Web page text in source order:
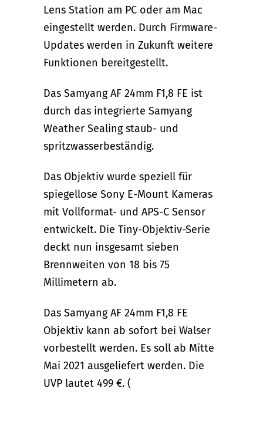
Lens Station am PC oder am Mac
eingestellt werden. Durch Firmware-
Updates werden in Zukunft weitere
Funktionen bereitgestellt.
Das Samyang AF 24mm F1,8 FE ist
durch das integrierte Samyang
Weather Sealing staub- und
spritzwasserbeständig.
Das Objektiv wurde speziell für
spiegellose Sony E-Mount Kameras
mit Vollformat- und APS-C Sensor
entwickelt. Die Tiny-Objektiv-Serie
deckt nun insgesamt sieben
Brennweiten von 18 bis 75
Millimetern ab.
Das Samyang AF 24mm F1,8 FE
Objektiv kann ab sofort bei Walser
vorbestellt werden. Es soll ab Mitte
Mai 2021 ausgeliefert werden. Die
UVP lautet 499 €. (